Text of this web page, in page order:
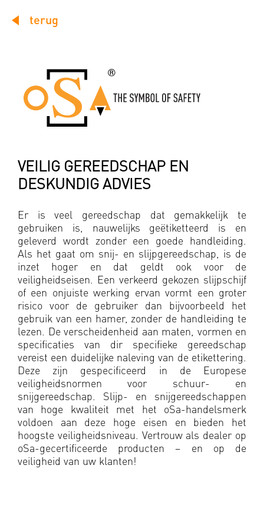
terug
VEILIG GEREEDSCHAP EN
DESKUNDIG ADVIES
Er is veel gereedschap dat gemakkelijk te
gebruiken is, nauwelijks geëtiketteerd is en
geleverd wordt zonder een goede handleiding.
Als het gaat om snij- en slijpgereedschap, is de
inzet hoger en dat geldt ook voor de
veiligheidseisen. Een verkeerd gekozen slijpschijf
of een onjuiste werking ervan vormt een groter
risico voor de gebruiker dan bijvoorbeeld het
gebruik van een hamer, zonder de handleiding te
lezen. De verscheidenheid aan maten, vormen en
specificaties van dir specifieke gereedschap
vereist een duidelijke naleving van de etikettering.
Deze zijn gespecificeerd in de Europese
veiligheidsnormen voor schuur- en
snijgereedschap. Slijp- en snijgereedschappen
van hoge kwaliteit met het oSa-handelsmerk
voldoen aan deze hoge eisen en bieden het
hoogste veiligheidsniveau. Vertrouw als dealer op
oSa-gecertificeerde producten – en op de
veiligheid van uw klanten!